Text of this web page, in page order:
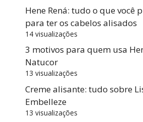
Hene Rená: tudo o que você
para ter os cabelos alisados
14 visualizações
3 motivos para quem usa
Natucor
13 visualizações
Creme alisante: tudo sobre
Embelleze
13 visualizações